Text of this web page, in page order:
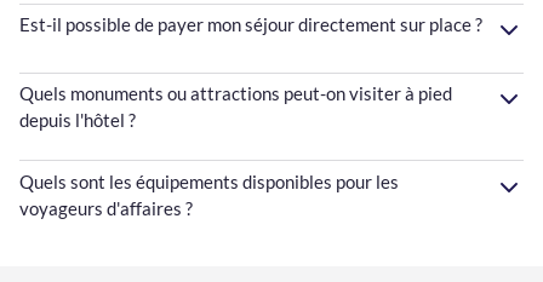
Est-il possible de payer mon séjour directement sur place ?
Quels monuments ou attractions peut-on visiter à pied
depuis l'hôtel ?
Quels sont les équipements disponibles pour les
voyageurs d'affaires ?